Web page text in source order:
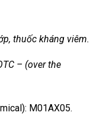
thuốc kháng viêm.
– (over the
M01AX05.